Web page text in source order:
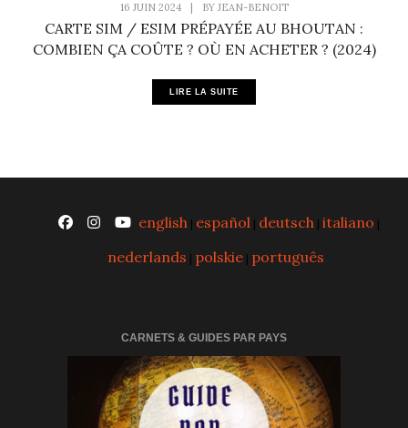
16 JUIN 2024 BY JEAN-BENOIT
CARTE SIM / ESIM PRÉPAYÉE AU BHOUTAN :
COMBIEN ÇA COÛTE ? OÙ EN ACHETER ? (2024)
LIRE LA SUITE
english | español | deutsch |italiano |
nederlands | polskie| português
CARNETS & GUIDES PAR PAYS